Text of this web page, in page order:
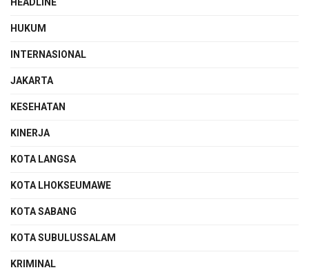
HUKUM
INTERNASIONAL
JAKARTA
KESEHATAN
KINERJA
KOTA LANGSA
KOTA LHOKSEUMAWE
KOTA SABANG
KOTA SUBULUSSALAM
KRIMINAL